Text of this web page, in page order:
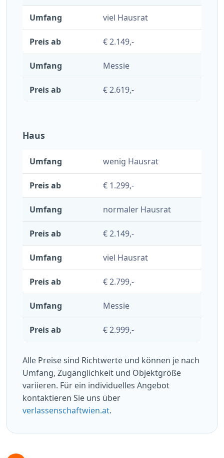
viel Hausrat
€ 2.149,-
Messie
€ 2.619,-
Haus
wenig Hausrat
€ 1.299,-
normaler Hausrat
€ 2.149,-
viel Hausrat
€ 2.799,-
Messie
€ 2.999,-
Alle Preise sind Richtwerte und können je nach
Umfang, Zugänglichkeit und Objektgröße
variieren. Für ein individuelles Angebot
kontaktieren Sie uns über
verlassenschaftwien.at.